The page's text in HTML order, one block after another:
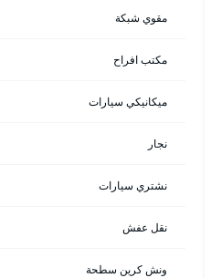
مقوي شبكة
مكتب افراح
ميكانيكي سيارات
نجار
نشتري سيارات
نقل عفش
ونش كرين سطحة